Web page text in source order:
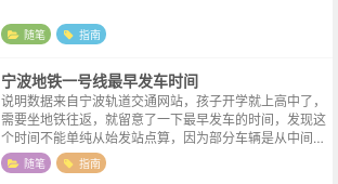
随笔 指南
宁波地铁一号线最早发车时间
说明数据来自宁波轨道交通网站，孩子开学就上高中了，
需要坐地铁往返，就留意了一下最早发车的时间，发现这
个时间不能单纯从始发站点算，因为部分车辆是从中间站
点始发的，比如表格中的往霞浦方向首班车，这一方向在
中间站点东环南路也有一趟车首发，所...
随笔 指南